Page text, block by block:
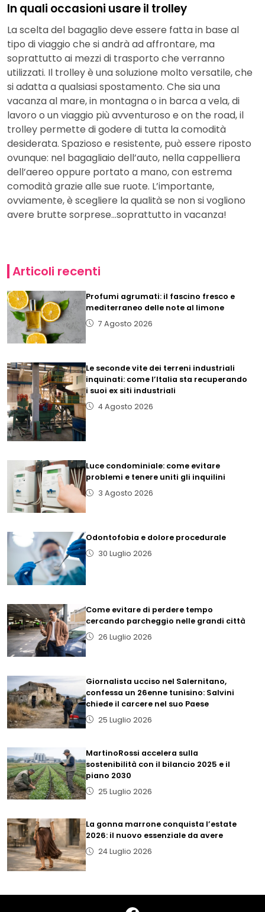
In quali occasioni usare il trolley
La scelta del bagaglio deve essere fatta in base al
tipo di viaggio che si andrà ad affrontare, ma
soprattutto ai mezzi di trasporto che verranno
utilizzati. Il trolley è una soluzione molto versatile, che
si adatta a qualsiasi spostamento. Che sia una
vacanza al mare, in montagna o in barca a vela, di
lavoro o un viaggio più avventuroso e on the road, il
trolley permette di godere di tutta la comodità
desiderata. Spazioso e resistente, può essere riposto
ovunque: nel bagagliaio dell’auto, nella cappelliera
dell’aereo oppure portato a mano, con estrema
comodità grazie alle sue ruote. L’importante,
ovviamente, è scegliere la qualità se non si vogliono
avere brutte sorprese…soprattutto in vacanza!
Articoli recenti
Profumi agrumati: il fascino fresco e
mediterraneo delle note al limone
7 Agosto 2026
Le seconde vite dei terreni industriali
inquinati: come l’Italia sta recuperando
i suoi ex siti industriali
4 Agosto 2026
Luce condominiale: come evitare
problemi e tenere uniti gli inquilini
3 Agosto 2026
Odontofobia e dolore procedurale
30 Luglio 2026
Come evitare di perdere tempo
cercando parcheggio nelle grandi città
26 Luglio 2026
Giornalista ucciso nel Salernitano,
confessa un 26enne tunisino: Salvini
chiede il carcere nel suo Paese
25 Luglio 2026
MartinoRossi accelera sulla
sostenibilità con il bilancio 2025 e il
piano 2030
25 Luglio 2026
La gonna marrone conquista l’estate
2026: il nuovo essenziale da avere
24 Luglio 2026